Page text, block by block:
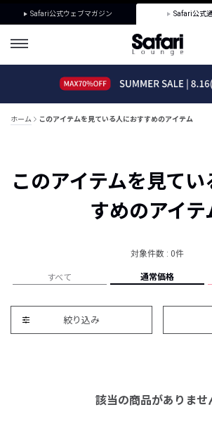
Safari公式ウェブマガジン Safari公式
ホーム このアイテムを見ている人におすすめのアイテム
このアイテムを見て
すめのアイテ
対象件数 : 0件
すべて 通常価格
絞り込み
該当の商品がありませ